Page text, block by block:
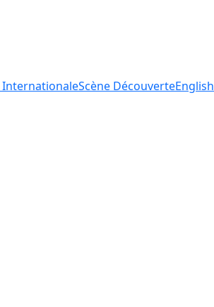
InternationaleScène DécouverteEnglish